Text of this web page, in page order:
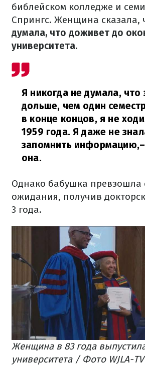
библейском колледже и
Спрингс. Женщина сказала,
думала, что доживет до
университета.
Я никогда не думала, что
дольше, чем один
в конце концов, я не
1959 года. Я даже не
запомнить информацию,
она.
Однако бабушка превзошла
ожидания, получив
3 года.
Женщина в 83 года
университета / Фото WJLA-TV